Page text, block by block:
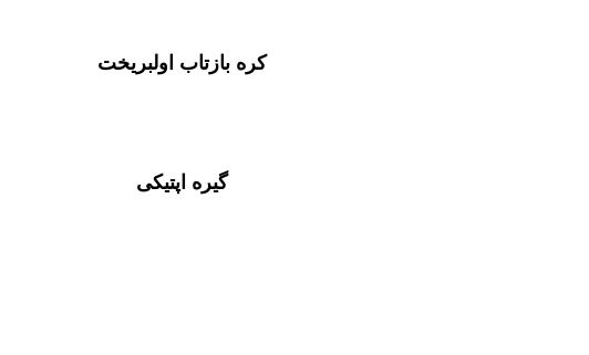
کره بازتاب اولبریخت
گیره اپتیکی